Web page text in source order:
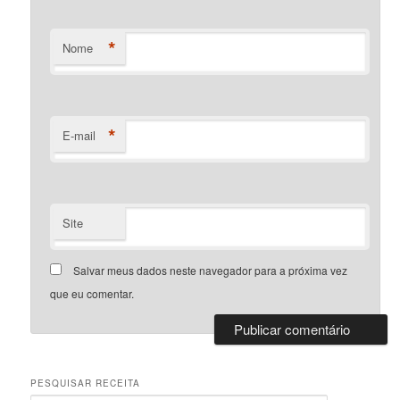
Nome *
E-mail *
Site
Salvar meus dados neste navegador para a próxima vez
que eu comentar.
PESQUISAR RECEITA